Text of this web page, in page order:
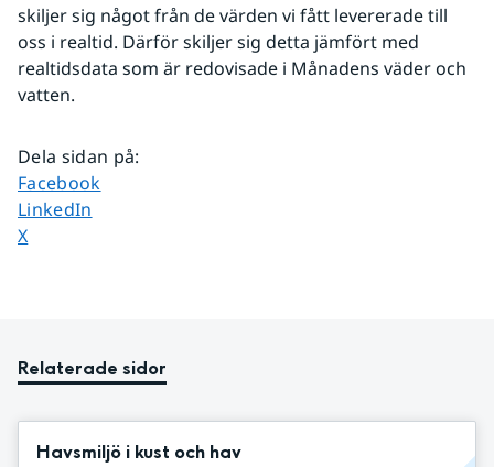
skiljer sig något från de värden vi fått levererade till
oss i realtid. Därför skiljer sig detta jämfört med
realtidsdata som är redovisade i Månadens väder och
vatten.
Dela sidan på:
Dela sidan på
Facebook
Dela sidan på
LinkedIn
Dela sidan på
X
Relaterade sidor
Havsmiljö i kust och hav